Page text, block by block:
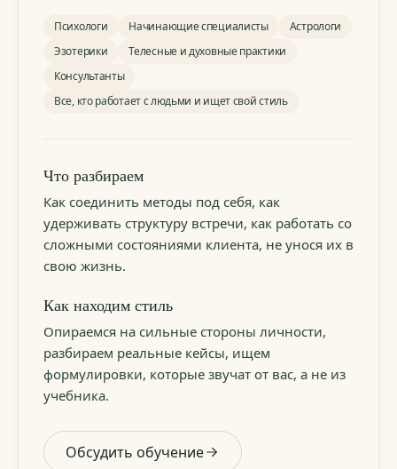
Психологи Начинающие специалисты
Астрологи
Эзотерики
Телесные и духовные практики
Консультанты
Все, кто работает с людьми и ищет свой стиль
Что разбираем
Как соединить методы под себя, как
удерживать структуру встречи, как работать со
сложными состояниями клиента, не унося их в
свою жизнь.
Как находим стиль
Опираемся на сильные стороны личности,
разбираем реальные кейсы, ищем
формулировки, которые звучат от вас, а не из
учебника.
Обсудить обучение